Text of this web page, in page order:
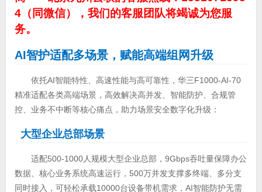
4（同微信），我们的客服团队将竭诚为您服
务。
AI智护适配多场景，赋能高端组网升级
依托AI智能特性、高速性能与高可靠性，华三F1000-AI-70
精准适配各类高端场景，高效解决高并发、智能防护、合规管
控、业务不中断等核心痛点，助力场景安全数字化升级：
大型企业总部场景
适配500-1000人规模大型企业总部，9Gbps吞吐量保障办公
数据、核心业务系统高速运行，500万并发支撑多终端、多分支
同时接入，可轻松承载10000台设备带机需求，AI智能防护无需